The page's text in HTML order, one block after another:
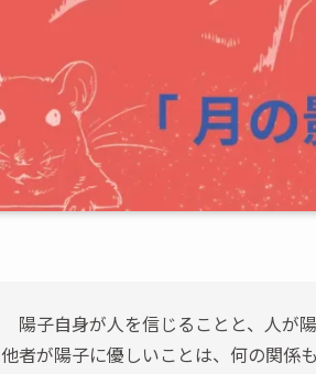
陽子自身が人を信じることと、人が
他者が陽子に優しいことは、何の関係